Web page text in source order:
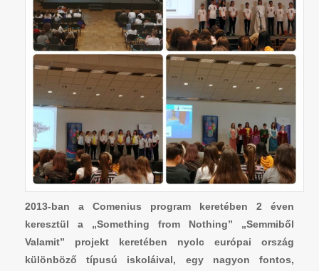
2013-ban a Comenius program keretében 2 éven
keresztül a „Something from Nothing” „Semmiből
Valamit” projekt keretében nyolc európai ország
különböző típusú iskoláival, egy nagyon fontos,